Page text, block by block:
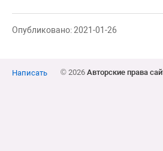
Опубликовано: 2021-01-26
Написать © 2026 Авторские права